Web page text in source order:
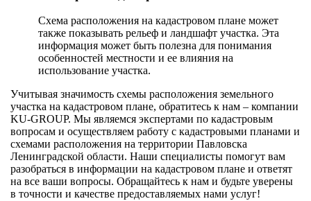
Схема расположения на кадастровом плане может
также показывать рельеф и ландшафт участка. Эта
информация может быть полезна для понимания
особенностей местности и ее влияния на
использование участка.
Учитывая значимость схемы расположения земельного
участка на кадастровом плане, обратитесь к нам – компании
KU-GROUP. Мы являемся экспертами по кадастровым
вопросам и осуществляем работу с кадастровыми планами и
схемами расположения на территории Павловска
Ленинградской области. Наши специалисты помогут вам
разобраться в информации на кадастровом плане и ответят
на все ваши вопросы. Обращайтесь к нам и будьте уверены
в точности и качестве предоставляемых нами услуг!